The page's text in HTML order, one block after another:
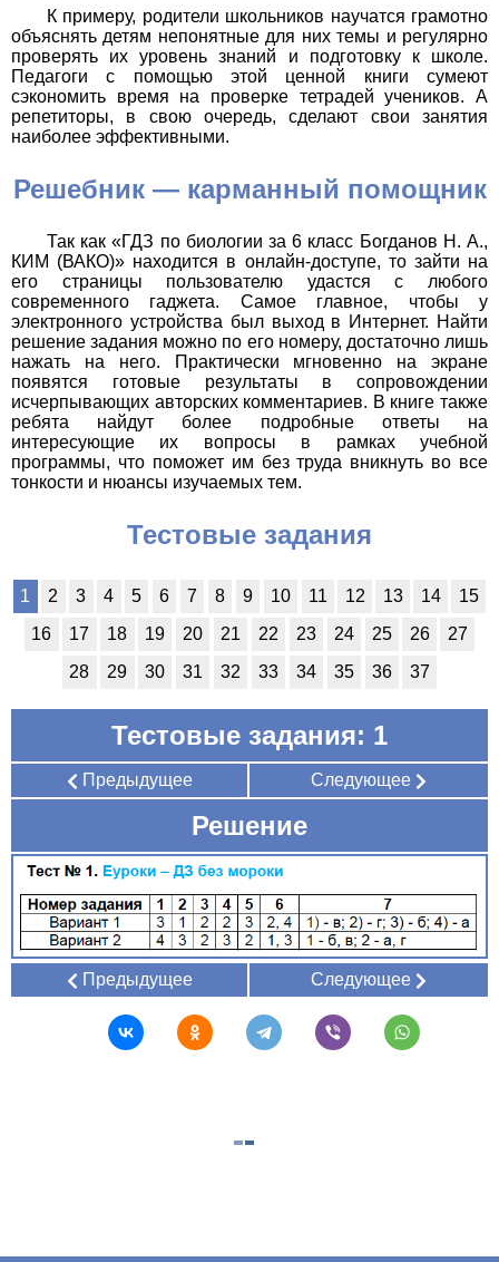
К примеру, родители школьников научатся грамотно
объяснять детям непонятные для них темы и регулярно
проверять их уровень знаний и подготовку к школе.
Педагоги с помощью этой ценной книги сумеют
сэкономить время на проверке тетрадей учеников. А
репетиторы, в свою очередь, сделают свои занятия
наиболее эффективными.
Решебник — карманный помощник
Так как «ГДЗ по биологии за 6 класс Богданов Н. А.,
КИМ (ВАКО)» находится в онлайн-доступе, то зайти на
его страницы пользователю удастся с любого
современного гаджета. Самое главное, чтобы у
электронного устройства был выход в Интернет. Найти
решение задания можно по его номеру, достаточно лишь
нажать на него. Практически мгновенно на экране
появятся готовые результаты в сопровождении
исчерпывающих авторских комментариев. В книге также
ребята найдут более подробные ответы на
интересующие их вопросы в рамках учебной
программы, что поможет им без труда вникнуть во все
тонкости и нюансы изучаемых тем.
Тестовые задания
1 2 3 4 5 6 7 8 9 10 11 12 13 14
15
16
17 18 19 20 21 22 23 24 25 26
27
28
29 30 31 32 33 34 35 36 37
Тестовые задания: 1
Предыдущее Следующее
Решение
Предыдущее Следующее